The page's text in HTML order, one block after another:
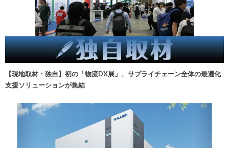
【現地取材・独自】初の「物流DX展」、サプライチェーン全体の最適化
支援ソリューションが集結